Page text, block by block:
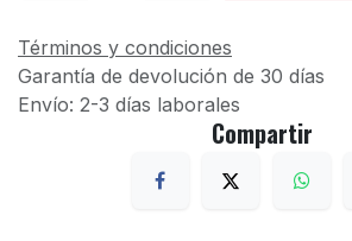
Términos y condiciones
Garantía de devolución de 30 días
Envío: 2-3 días laborales
Compartir